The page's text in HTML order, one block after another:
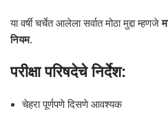
या वर्षी चर्चेत आलेला सर्वात मोठा मुद्दा म्हणजे
नियम.
परीक्षा परिषदेचे निर्देश:
चेहरा पूर्णपणे दिसणे आवश्यक